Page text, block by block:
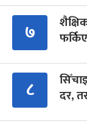
७
८
दर,